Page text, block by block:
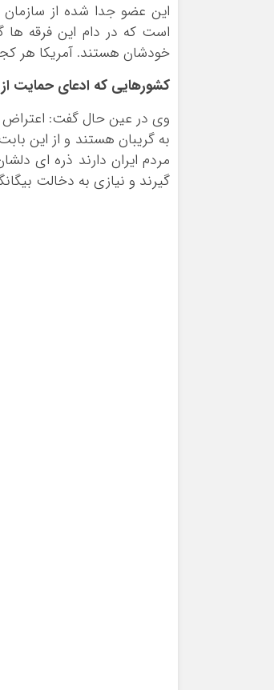
این عضو جدا شده از سازمان
است که در دام این فرقه ها
خودشان هستند. آمریکا هر
کشورهایی که ادعای حمایت
وی در عین حال گفت:
به گریبان هستند و از این
مردم ایران دارند ذره ای
گیرند و نیازی به دخالت